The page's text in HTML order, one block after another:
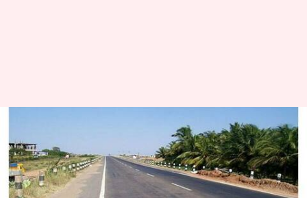
கோவையில் எந்தவொரு
திட்டத்தினையும்
செயல்படுத்தாத தேசிய
நெடுஞ்சாலை ஆணையம்